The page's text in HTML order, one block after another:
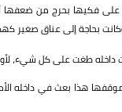
فكيها بحرج من ضعفها
بحاجة إلى عناق صغير
طغت على كل شيء، لأول
هذا بعث في داخله